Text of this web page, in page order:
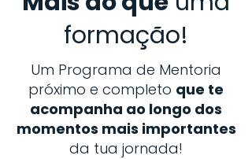
formação!
Um Programa de Mentoria
próximo e completo que te
acompanha ao longo dos
momentos mais importantes
da tua jornada!